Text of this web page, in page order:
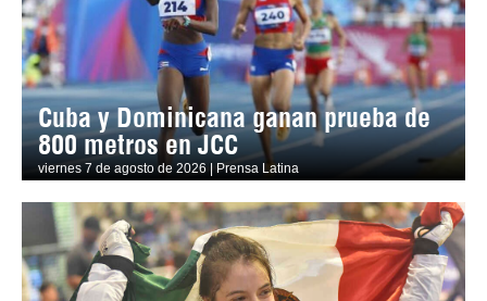
Cuba y Dominicana ganan prueba de
800 metros en JCC
viernes 7 de agosto de 2026 | Prensa Latina